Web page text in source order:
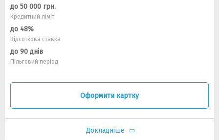
до 50 000 грн.
Кредитний ліміт
до 48%
Відсоткова ставка
до 90 днів
Пільговий період
Оформити картку
Докладніше